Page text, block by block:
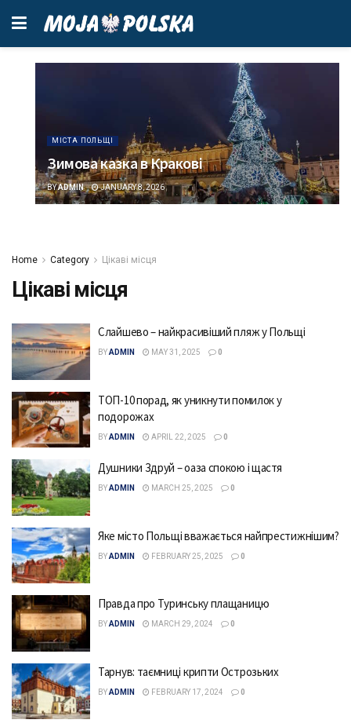
МІСТА ПОЛЬЩІ
Зимова казка в Кракові
BYADMIN JANUARY 8, 2026
Home Category Цікаві місця
Цікаві місця
Слайшевo – найкрасивіший пляж у Польщі
BYADMIN MAY 31, 2025 0
ТОП-10 порад, як уникнути помилок у
подорожах
BYADMIN APRIL 22, 2025 0
Душники Здруй – оаза спокою і щастя
BYADMIN MARCH 25, 2025 0
Яке місто Польщі вважається найпрестижнішим?
BYADMIN FEBRUARY 25, 2025 0
Правда про Туринську плащаницю
BYADMIN MARCH 29, 2024 0
Тарнув: таємниці крипти Острозьких
BYADMIN FEBRUARY 17, 2024 0